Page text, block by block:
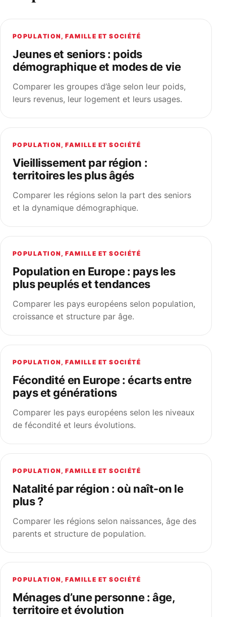
POPULATION, FAMILLE ET SOCIÉTÉ
Jeunes et seniors : poids
démographique et modes de vie
Comparer les groupes d’âge selon leur poids,
leurs revenus, leur logement et leurs usages.
POPULATION, FAMILLE ET SOCIÉTÉ
Vieillissement par région :
territoires les plus âgés
Comparer les régions selon la part des seniors
et la dynamique démographique.
POPULATION, FAMILLE ET SOCIÉTÉ
Population en Europe : pays les
plus peuplés et tendances
Comparer les pays européens selon population,
croissance et structure par âge.
POPULATION, FAMILLE ET SOCIÉTÉ
Fécondité en Europe : écarts entre
pays et générations
Comparer les pays européens selon les niveaux
de fécondité et leurs évolutions.
POPULATION, FAMILLE ET SOCIÉTÉ
Natalité par région : où naît-on le
plus ?
Comparer les régions selon naissances, âge des
parents et structure de population.
POPULATION, FAMILLE ET SOCIÉTÉ
Ménages d’une personne : âge,
territoire et évolution